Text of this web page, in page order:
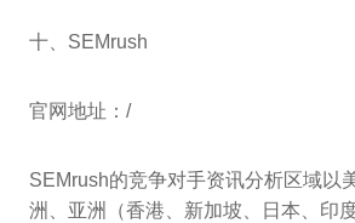
十、SEMrush
官网地址：/
SEMrush的竞争对手资讯分析区域以
洲、亚洲（香港、新加坡、日本、印